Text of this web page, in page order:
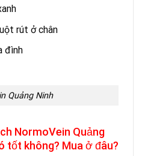
rút ở chân
đình
Quảng Ninh
NormoVein Quảng
tốt không? Mua ở đâu?